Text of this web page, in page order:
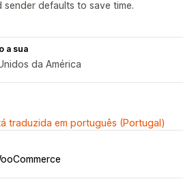
sender defaults to save time.
a sua
da América
traduzida em português (Portugal)